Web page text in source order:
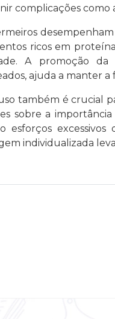
complicações como
ricos em
A promoção
ajuda a manter
também é crucial
sobre a
esforços
individualizada